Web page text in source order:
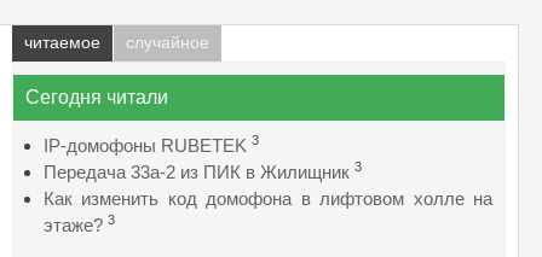
читаемое случайное
Сегодня читали
IP-домофоны RUBETEK 3
Передача 33а-2 из ПИК в Жилищник 3
Как изменить код домофона в лифтовом холле на
этаже? 3